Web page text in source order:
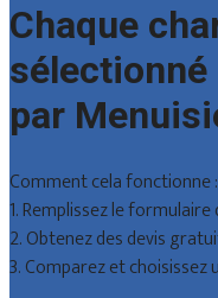
Chaque
par
Comment cela fonctionne :
1. Remplissez le formulaire
2. Obtenez des devis
3. Comparez et choisissez